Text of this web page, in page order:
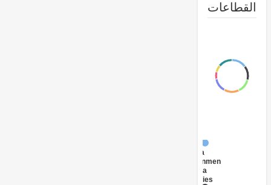
FY17 -
Central
Government
(Central
Agencies
)